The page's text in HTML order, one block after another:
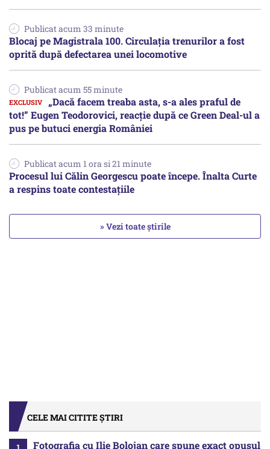
Publicat acum 33 minute
Blocaj pe Magistrala 100. Circulația trenurilor a fost
oprită după defectarea unei locomotive
Publicat acum 55 minute
„Dacă facem treaba asta, s-a ales praful de
tot!” Eugen Teodorovici, reacție după ce Green Deal-ul a
pus pe butuci energia României
Publicat acum 1 ora si 21 minute
Procesul lui Călin Georgescu poate începe. Înalta Curte
a respins toate contestațiile
» Vezi toate știrile
CELE MAI CITITE ȘTIRI
Fotografia cu Ilie Bolojan care spune exact opusul